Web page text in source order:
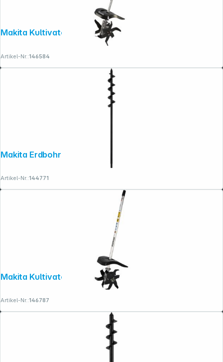
Makita Kultivatoraufsatz KR401MP
Artikel-Nr.:146584
Makita Erdbohrer 45x600(200) mm
Artikel-Nr.:144771
Makita Kultivatoraufsatz KR400MP
Artikel-Nr.:146787